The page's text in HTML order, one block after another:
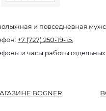
и повседневная
+7 (727) 250-19-15.
и часы работы
BOGNER